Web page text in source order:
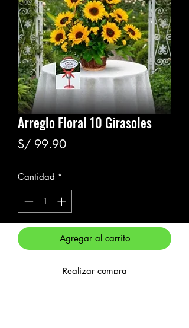
Arreglo Floral 10 Girasoles
S/ 99.90Precio
Cantidad *
Agregar al carrito
Realizar compra